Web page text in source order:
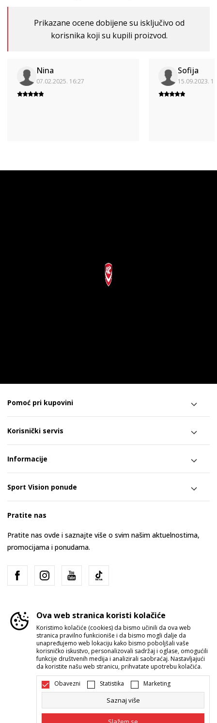
Prikazane ocene dobijene su isključivo od
korisnika koji su kupili proizvod.
Nina
07.02.2025. 16:27
Sofija
15.09.2023.
Pomoć pri kupovini
Korisnički servis
Informacije
Sport Vision ponude
Pratite nas
Pratite nas ovde i saznajte više o svim našim aktuelnostima,
promocijama i ponudama.
Srbija Promenite
Nastojimo da budemo što precizniji u opisu proizvoda, prikazu slika i
Ova web stranica koristi kolačiće
Koristimo kolačiće (cookies) da bismo učinili da ova web
stranica pravilno funkcioniše i da bismo mogli dalje da
unapređujemo web lokaciju kako bismo poboljšali vaše
korisničko iskustvo, personalizovali sadržaj i oglase, omogućili
funkcije društvenih medija i analizirali saobraćaj. Nastavljajući
da koristite našu web stranicu, prihvatate upotrebu kolačića.
Obavezni Statistika Marketing
Saznaj više